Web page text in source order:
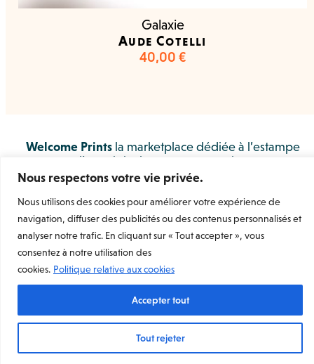
Nous respectons votre vie privée.
Nous utilisons des cookies pour améliorer votre expérience de
navigation, diffuser des publicités ou des contenus personnalisés et
analyser notre trafic. En cliquant sur « Tout accepter », vous
consentez à notre utilisation des
cookies. Politique relative aux cookies
Tout rejeter
Accepter tout
Galaxie
Aude Cotelli
40,00 €
Welcome Printsla marketplace dédiée à l’estampe
d’art originale et contemporaine.
Rejoignez-nous
Mentions légales
Conditions Générales de Vente
Conditions Générales d’utilisation
Conditions Générales d’utilisation (Vendeur)
Charte de données personnelles et de confidentialité